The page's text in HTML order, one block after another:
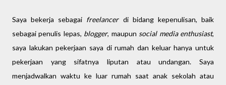
Saya bekerja sebagai freelancer di bidang kepenulisan, baik
sebagai penulis lepas, blogger, maupun social media enthusiast,
saya lakukan pekerjaan saya di rumah dan keluar hanya untuk
pekerjaan yang sifatnya liputan atau undangan. Saya
menjadwalkan waktu ke luar rumah saat anak sekolah atau